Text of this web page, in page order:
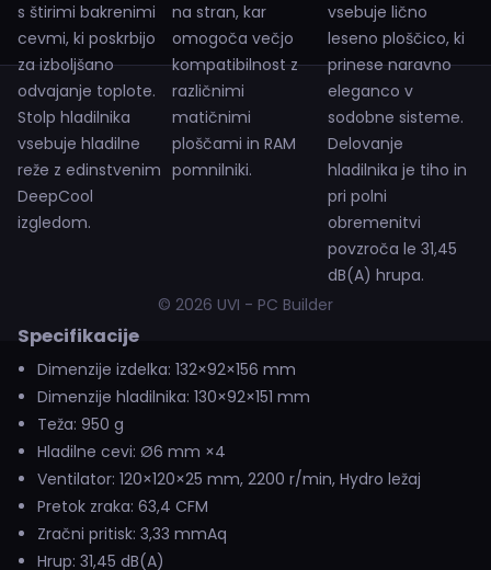
s štirimi bakrenimi
cevmi, ki poskrbijo
za izboljšano
odvajanje toplote.
Stolp hladilnika
vsebuje hladilne
reže z edinstvenim
DeepCool
izgledom.
na stran, kar
omogoča večjo
kompatibilnost z
različnimi
matičnimi
ploščami in RAM
pomnilniki.
vsebuje lično
leseno ploščico, ki
prinese naravno
eleganco v
sodobne sisteme.
Delovanje
hladilnika je tiho in
pri polni
obremenitvi
povzroča le 31,45
dB(A) hrupa.
Specifikacije
Dimenzije izdelka: 132×92×156 mm
Dimenzije hladilnika: 130×92×151 mm
Teža: 950 g
Hladilne cevi: Ø6 mm ×4
Ventilator: 120×120×25 mm, 2200 r/min, Hydro ležaj
Pretok zraka: 63,4 CFM
Zračni pritisk: 3,33 mmAq
Hrup: 31,45 dB(A)
© 2026 UVI - PC Builder